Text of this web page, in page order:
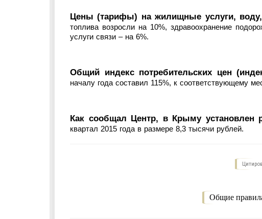
Цены (тарифы) на жилищные услуги, воду,
топлива возросли на 10%, здравоохранение
услуги связи – на 6%.
Общий индекс потребительских цен
началу года составил 115%, к соответствующему
Как сообщал Центр, в Крыму установлен
квартал 2015 года в размере 8,3 тысячи рублей.
Общие